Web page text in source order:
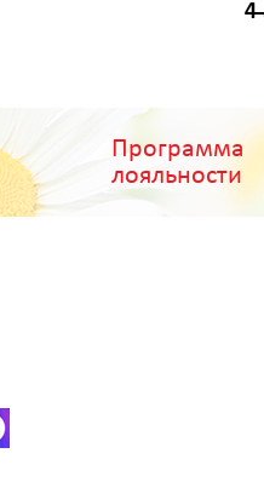
4
Программа
лояльности